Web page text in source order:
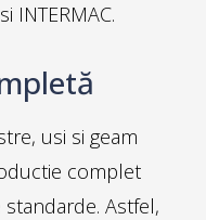
INTERMAC.
usi si geam
complet
Astfel,